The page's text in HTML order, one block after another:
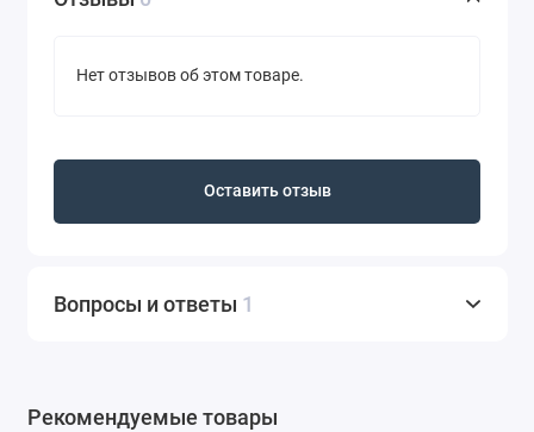
Нет отзывов об этом товаре.
Оставить отзыв
Вопросы и ответы 1
Рекомендуемые товары